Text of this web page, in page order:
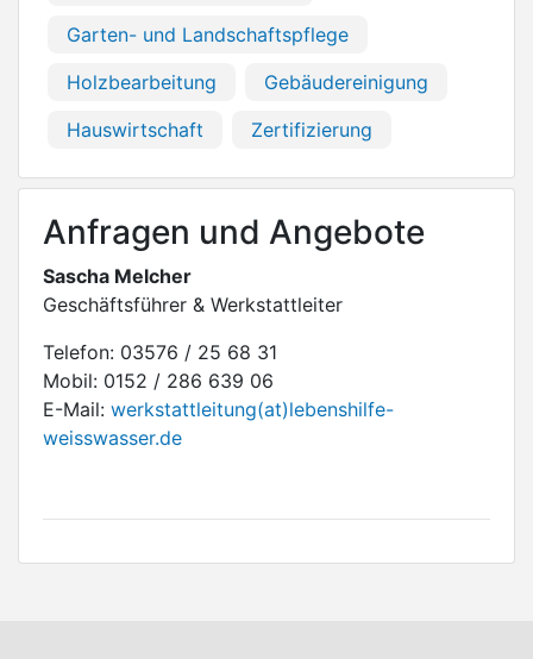
Garten- und Landschaftspflege
Holzbearbeitung
Gebäudereinigung
Hauswirtschaft
Zertifizierung
Anfragen und Angebote
Sascha Melcher
Geschäftsführer & Werkstattleiter
Telefon: 03576 / 25 68 31
Mobil: 0152 / 286 639 06
E-Mail: werkstattleitung(at)lebenshilfe-
weisswasser.de